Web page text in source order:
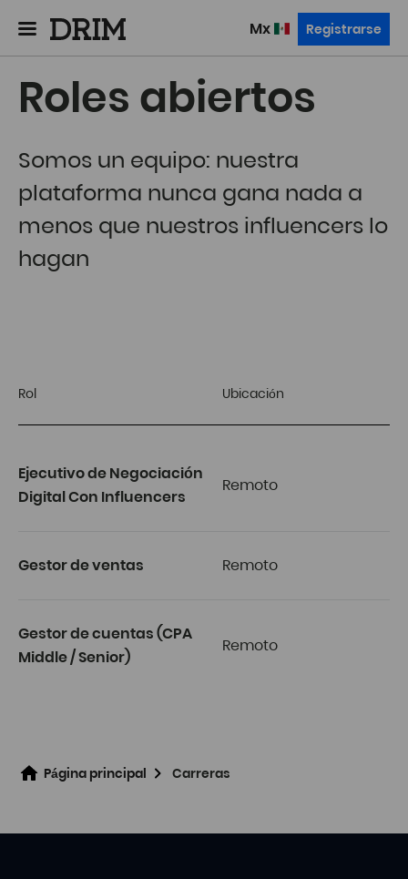
mx Registrarse
Roles abiertos
Somos un equipo: nuestra
plataforma nunca gana nada a
menos que nuestros influencers lo
hagan
Rol Ubicación
Ejecutivo de Negociación
Digital Con Influencers
Remoto
Gestor de ventas Remoto
Gestor de cuentas (CPA
Middle / Senior)
Remoto
Página principal Carreras